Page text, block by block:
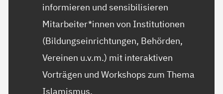
informieren und sensibilisieren
Mitarbeiter*innen von Institutionen
(Bildungseinrichtungen, Behörden,
Vereinen u.v.m.) mit interaktiven
Vorträgen und Workshops zum Thema
Islamismus.